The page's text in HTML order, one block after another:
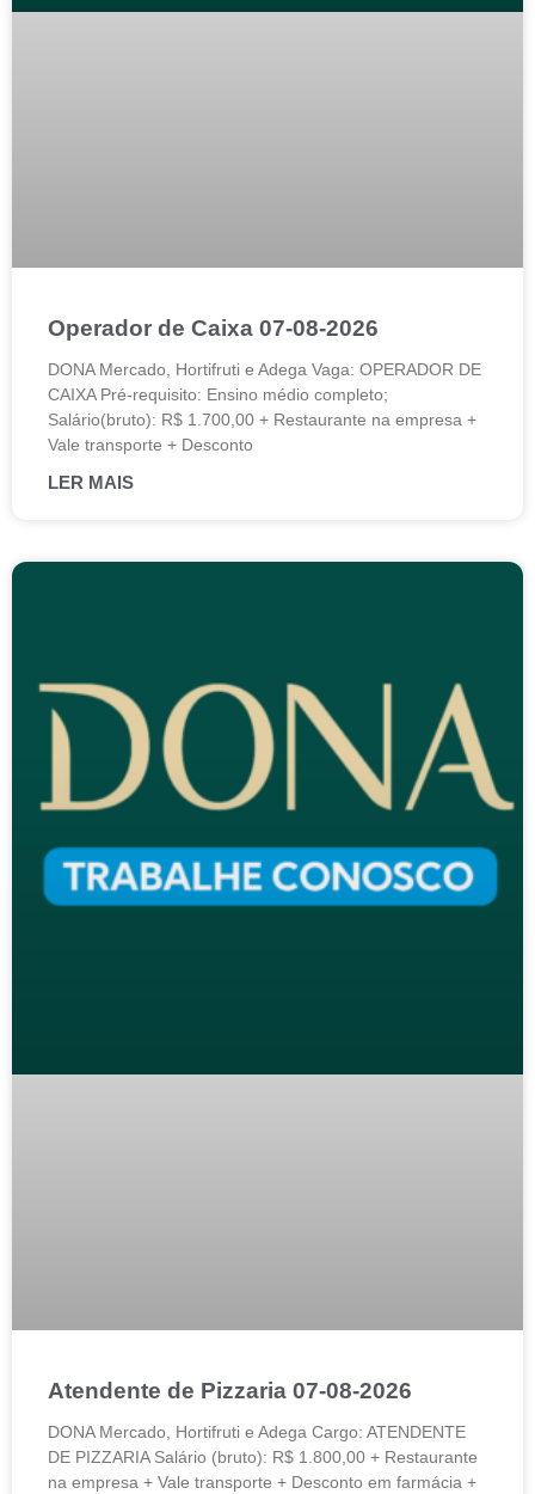
Operador de Caixa 07-08-2026
DONA Mercado, Hortifruti e Adega Vaga: OPERADOR DE
CAIXA Pré-requisito: Ensino médio completo;
Salário(bruto): R$ 1.700,00 + Restaurante na empresa +
Vale transporte + Desconto
LER MAIS
Atendente de Pizzaria 07-08-2026
DONA Mercado, Hortifruti e Adega Cargo: ATENDENTE
DE PIZZARIA Salário (bruto): R$ 1.800,00 + Restaurante
na empresa + Vale transporte + Desconto em farmácia +